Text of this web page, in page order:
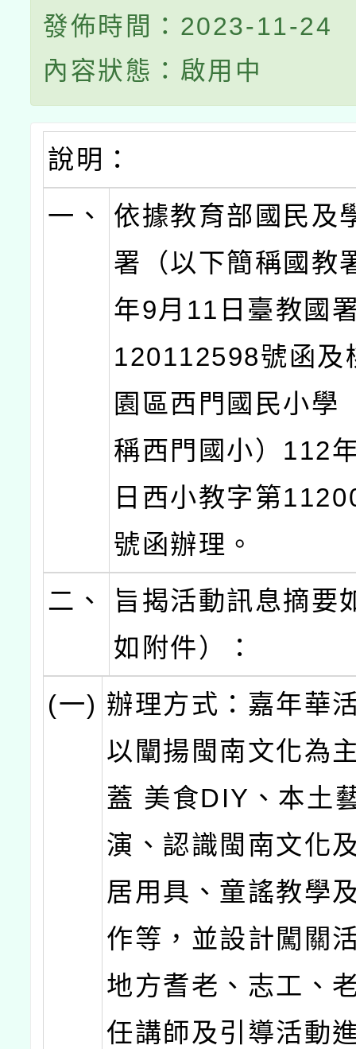
發佈時間：2023-11-24
內容狀態：啟用中
說明：
一、
依據教育部國民及
署（以下簡稱國教
年9月11日臺教國
120112598號函及
園區西門國民小學
稱西門國小）112
日西小教字第
號函辦理。
二、
旨揭活動訊息摘要
如附件）：
(一) 辦理方式：嘉年華
以闡揚閩南文化為
蓋 美食DIY、本土
演、認識閩南文化
居用具、童謠教學
作等，並設計闖關
地方耆老、志工、
任講師及引導活動